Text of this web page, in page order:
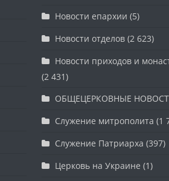
Новости епархии (5)
Новости отделов(2 623)
Новости приходов и
(2 431)
ОБЩЕЦЕРКОВНЫЕ
Служение митрополита (1
Служение Патриарха (397)
Церковь на Украине (1)